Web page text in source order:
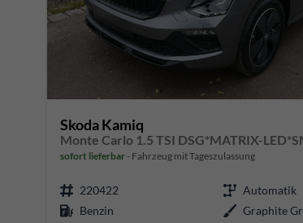
Skoda Kamiq
sofort lieferbar Fahrzeug mit Tageszulassung
220422
Automatik
Benzin
Graphite